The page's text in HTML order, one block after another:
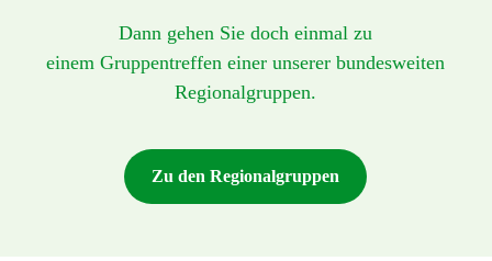
Dann gehen Sie doch einmal zu
einemGruppentreffen einer unserer bundesweiten
Regionalgruppen.
Zu den Regionalgruppen